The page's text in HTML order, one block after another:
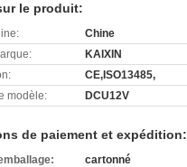
le produit:
Chine
KAIXIN
CE,ISO13485,
modèle:
DCU12V
de paiement et expédition:
cartonné